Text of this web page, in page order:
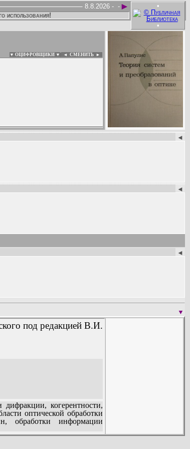
•
•
►
-
8.8.2026 -
использования!
▼ ОЦИФРОВЩИКИ ▼ ◄ СМЕНИТЬ ►
:
◄
◄
◄
▼
под редакцией В.И.
когерентности,
оптической обработки
обработки информации
частотной областях